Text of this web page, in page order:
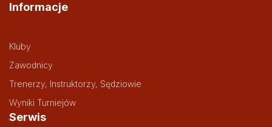
Informacje
Kluby
Zawodnicy
Trenerzy, Instruktorzy, Sędziowie
Wyniki Turniejów
Serwis